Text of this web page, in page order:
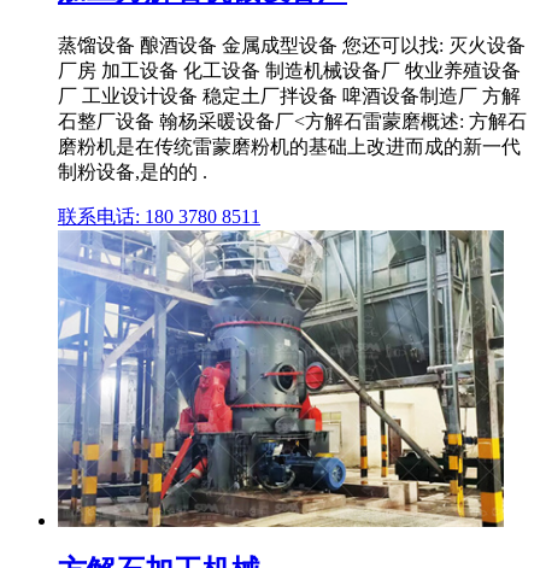
蒸馏设备 酿酒设备 金属成型设备 您还可以找: 灭火设备
厂房 加工设备 化工设备 制造机械设备厂 牧业养殖设备
厂 工业设计设备 稳定土厂拌设备 啤酒设备制造厂 方解
石整厂设备 翰杨采暖设备厂<方解石雷蒙磨概述: 方解石
磨粉机是在传统雷蒙磨粉机的基础上改进而成的新一代
制粉设备,是的的 .
联系电话: 180 3780 8511